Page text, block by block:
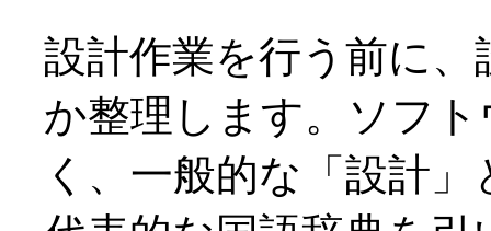
設計作業を行う前に
か整理します。ソフ
く、一般的な「設計